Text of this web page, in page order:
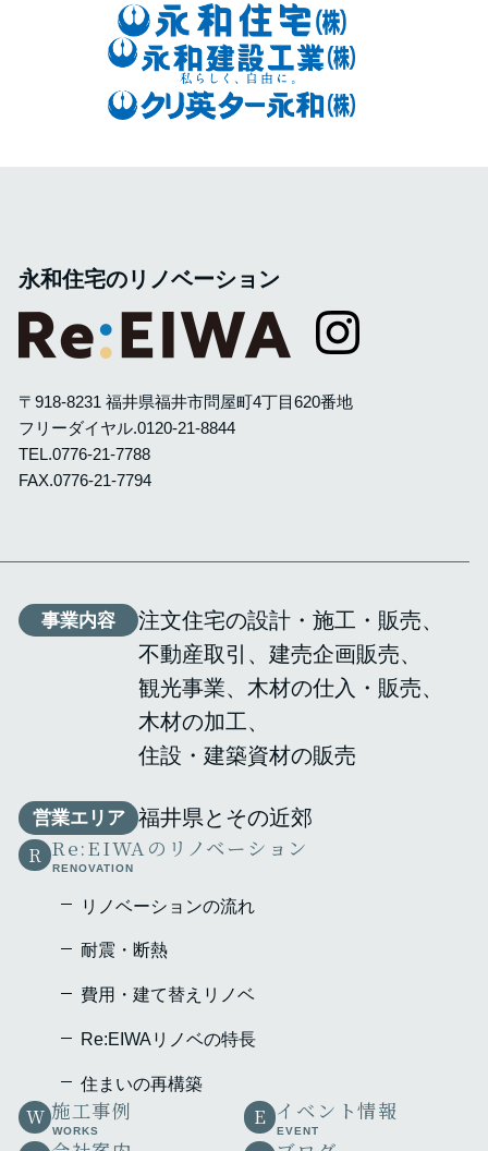
永和住宅のリノベーション
〒918-8231 福井県福井市問屋町4丁目620番地
フリーダイヤル.0120-21-8844
TEL.0776-21-7788
FAX.0776-21-7794
事業内容
注文住宅の設計・施工・販売
不動産取引
建売企画販売
観光事業
木材の仕入・販売
木材の加工
住設・建築資材の販売
営業エリア 福井県とその近郊
R Re:EIWAのリノベーション
RENOVATION
リノベーションの流れ
耐震・断熱
費用・建て替えリノベ
Re:EIWAリノベの特⾧
住まいの再構築
W 施工事例
WORKS
E イベント情報
EVENT